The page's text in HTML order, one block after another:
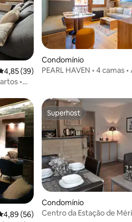
média de 4,85 em 5
4,85 (39)
•
Condomínio
PEARL HAVEN • 4 camas
média de 4,89 em 5
4,89 (56)
Superhost
Superhost
Condomínio
Centro da Estação de